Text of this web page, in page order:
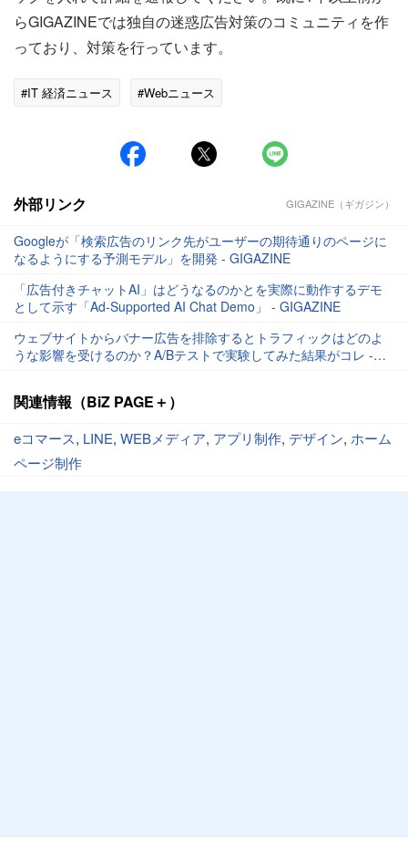
らGIGAZINEでは独自の迷惑広告対策のコミュニティを作
っており、対策を行っています。
#IT 経済ニュース #Webニュース
外部リンク GIGAZINE（ギガジン）
Googleが「検索広告のリンク先がユーザーの期待通りのページに
なるようにする予測モデル」を開発 - GIGAZINE
「広告付きチャットAI」はどうなるのかとを実際に動作するデモ
として示す「Ad-Supported AI Chat Demo」 - GIGAZINE
ウェブサイトからバナー広告を排除するとトラフィックはどのよ
うな影響を受けるのか？A/Bテストで実験してみた結果がコレ -
関連情報（BiZ PAGE＋）
eコマース, LINE, WEBメディア, アプリ制作, デザイン, ホーム
ページ制作